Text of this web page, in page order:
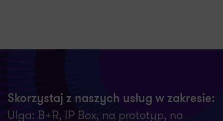
Skorzystaj z naszych usług w zakresie:
Ulga: B+R, IP Box, na prototyp, na